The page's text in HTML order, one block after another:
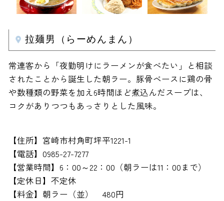
拉麺男（らーめんまん）
常連客から「夜勤明けにラーメンが食べたい」と相談
されたことから誕生した朝ラー。豚骨ベースに鶏の骨
や数種類の野菜を加え6時間ほど煮込んだスープは、
コクがありつつもあっさりとした風味。
【住所】宮崎市村角町坪平1221-1
【電話】0985-27-7277
【営業時間】6：00～22：00（朝ラーは11：00まで）
【定休日】不定休
【料金】朝ラー（並） 480円